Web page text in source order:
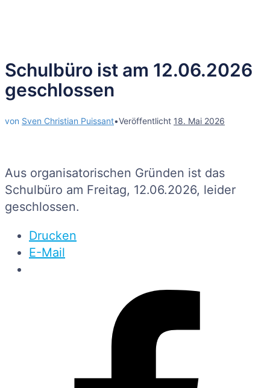
Schulbüro ist am 12.06.2026
geschlossen
von Sven Christian Puissant•Veröffentlicht 18. Mai 2026
Aus organisatorischen Gründen ist das
Schulbüro am Freitag, 12.06.2026, leider
geschlossen.
Drucken
E-Mail